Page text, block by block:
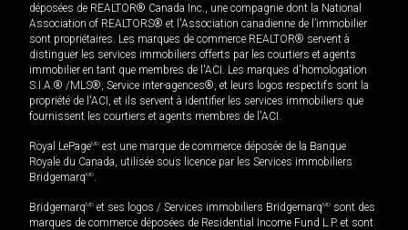
déposées de REALTOR® Canada Inc., une compagnie dont la National
Association of REALTORS® et l'Association canadienne de l’immobilier
sont propriétaires. Les marques de commerce REALTOR® servent à
distinguer les services immobiliers offerts par les courtiers et agents
immobilier en tant que membres de l'ACI. Les marques d'homologation
S.I.A.® /MLS®, Service inter-agences®, et leurs logos respectifs sont la
propriété de l'ACI, et ils servent à identifier les services immobiliers que
fournissent les courtiers et agents membres de l'ACI.
Royal LePageMD est une marque de commerce déposée de la Banque
Royale du Canada, utilisée sous licence par les Services immobiliers
BridgemarqMD
BridgemarqMD et ses logos / Services immobiliers BridgemarqMD sont des
marques de commerce déposées de Residential Income Fund L.P. et sont